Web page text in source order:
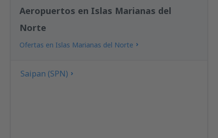
Aeropuertos en Islas Marianas del
Norte
Ofertas en Islas Marianas del Norte
Saipan (SPN)